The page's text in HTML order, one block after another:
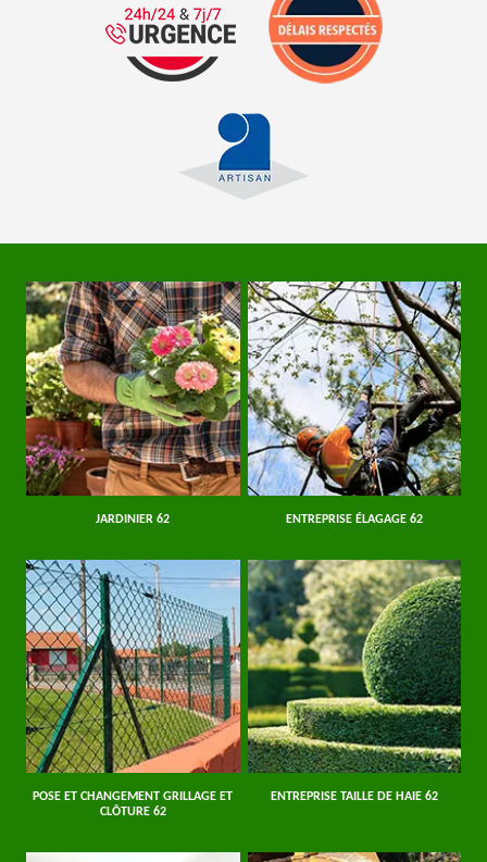
JARDINIER 62 ENTREPRISE ÉLAGAGE 62
POSE ET CHANGEMENT GRILLAGE ET
CLÔTURE 62
ENTREPRISE TAILLE DE HAIE 62